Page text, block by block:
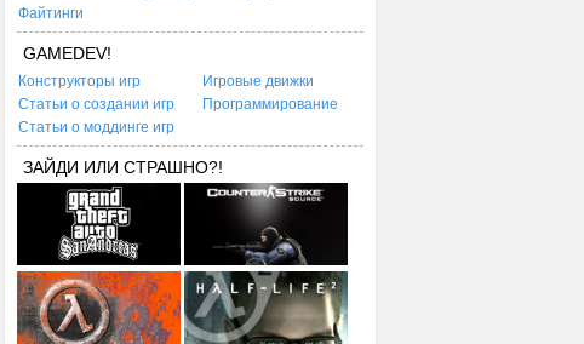
Файтинги
GAMEDEV!
Конструкторы игр
Игровые движки
Статьи о создании игр
Программирование
Статьи о моддинге игр
ЗАЙДИ ИЛИ СТРАШНО?!